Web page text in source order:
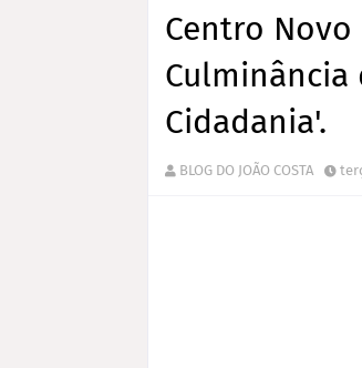
Centro Novo
Culminância
Cidadania'.
BLOG DO JOÃO COSTA